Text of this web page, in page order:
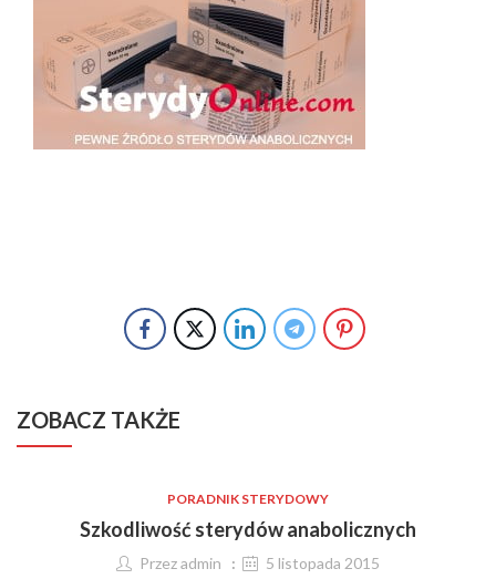
ZOBACZ TAKŻE
PORADNIK STERYDOWY
Szkodliwość sterydów anabolicznych
Przezadmin 5 listopada 2015